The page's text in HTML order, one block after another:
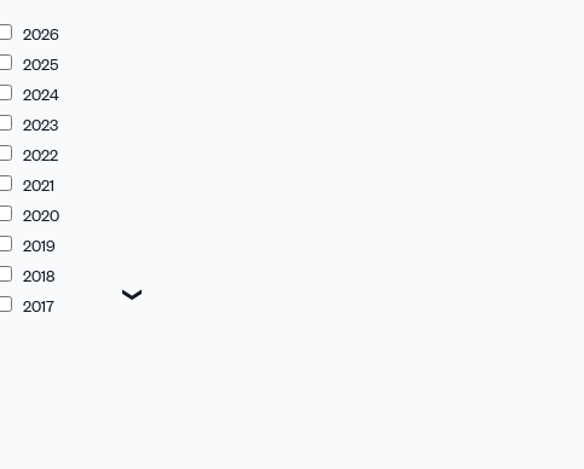
2026
2025
2024
2023
2022
2021
2020
2019
2018
2017